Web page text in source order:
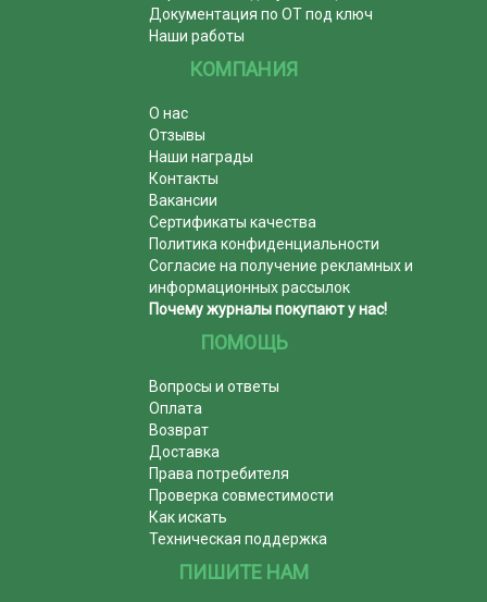
Документация по ОТ под ключ
Наши работы
КОМПАНИЯ
О нас
Отзывы
Наши награды
Контакты
Вакансии
Сертификаты качества
Политика конфиденциальности
Согласие на получение рекламных и
информационных рассылок
Почему журналы покупают у нас!
ПОМОЩЬ
Вопросы и ответы
Оплата
Возврат
Доставка
Права потребителя
Проверка совместимости
Как искать
Техническая поддержка
ПИШИТЕ НАМ